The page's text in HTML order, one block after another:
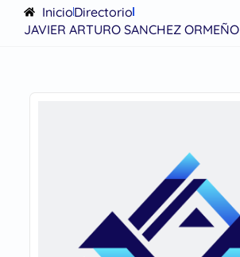
InicioDirectorio
JAVIER ARTURO SANCHEZ ORMEÑO